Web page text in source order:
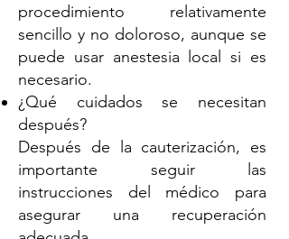
procedimiento relativamente
sencillo y no doloroso, aunque se
puede usar anestesia local si es
necesario.
¿Qué cuidados se necesitan
después?
Después de la cauterización, es
importante seguir las
instrucciones del médico para
asegurar una recuperación